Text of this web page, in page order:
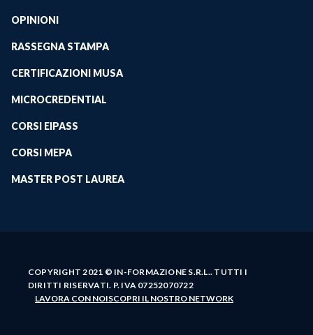
OPINIONI
RASSEGNA STAMPA
CERTIFICAZIONI MUSA
MICROCREDENTIAL
CORSI EIPASS
CORSI MEPA
MASTER POST LAUREA
COPYRIGHT 2021 © IN-FORMAZIONE S.R.L.. TUTTI I
DIRITTI RISERVATI. P. IVA 07252070722
LAVORA CON NOISCOPRI IL NOSTRO NETWORK